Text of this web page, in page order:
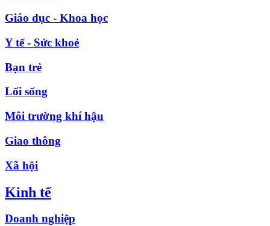
Giáo dục - Khoa học
Y tế - Sức khoẻ
Bạn trẻ
Lối sống
Môi trường khí hậu
Giao thông
Xã hội
Kinh tế
Doanh nghiệp